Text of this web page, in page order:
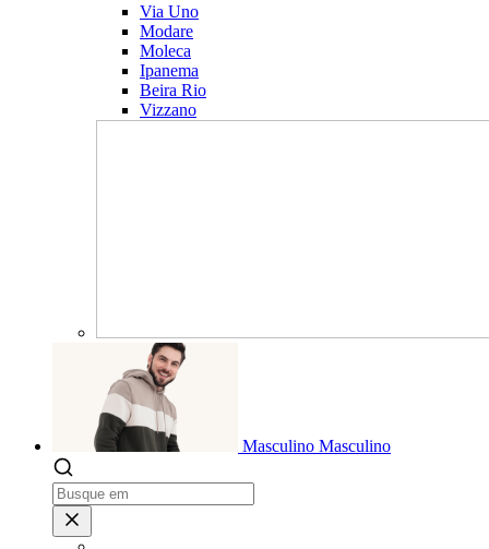
Via Uno
Modare
Moleca
Ipanema
Beira Rio
Vizzano
Masculino Masculino